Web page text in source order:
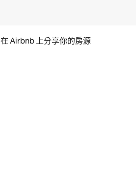
在 Airbnb 上分享你的房源